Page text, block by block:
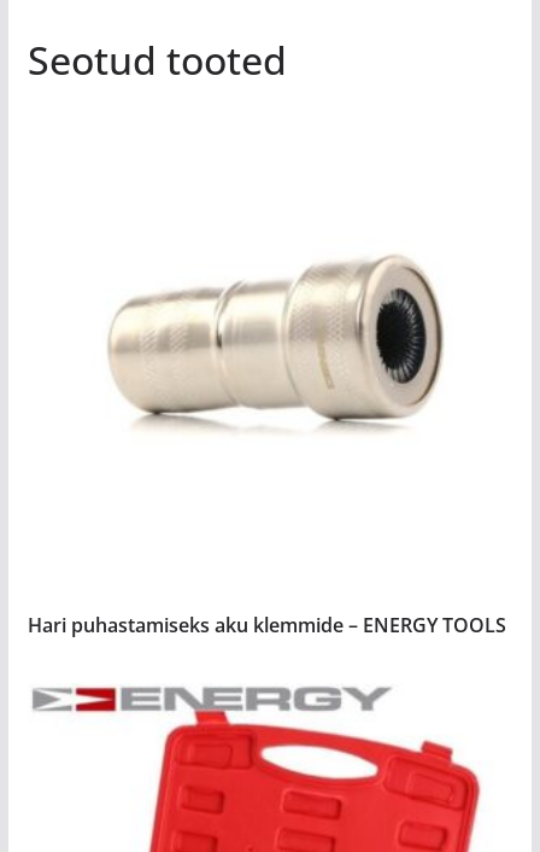
Seotud tooted
Hari puhastamiseks aku klemmide – ENERGY TOOLS